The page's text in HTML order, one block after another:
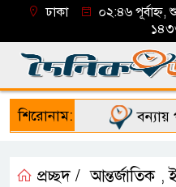
ঢাকা
০২:৪৬ পূর্বাহ্ন,
শিরোনাম: বন্যায়
প্রচ্ছদ / আন্তর্জাতিক ,